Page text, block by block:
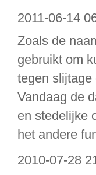
2011-06-14
Zoals de
gebruikt om
tegen slijtage
Vandaag de
en stedelijke
het andere
2010-07-28